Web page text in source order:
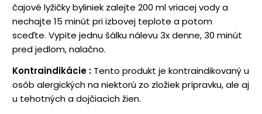
čajové lyžičky byliniek zalejte 200 ml vriacej vody a
nechajte 15 minút pri izbovej teplote a potom
sceďte. Vypite jednu šálku nálevu 3x denne, 30 minút
pred jedlom, nalačno.
Kontraindikácie : Tento produkt je kontraindikovaný u
osôb alergických na niektorú zo zložiek prípravku, ale aj
u tehotných a dojčiacich žien.